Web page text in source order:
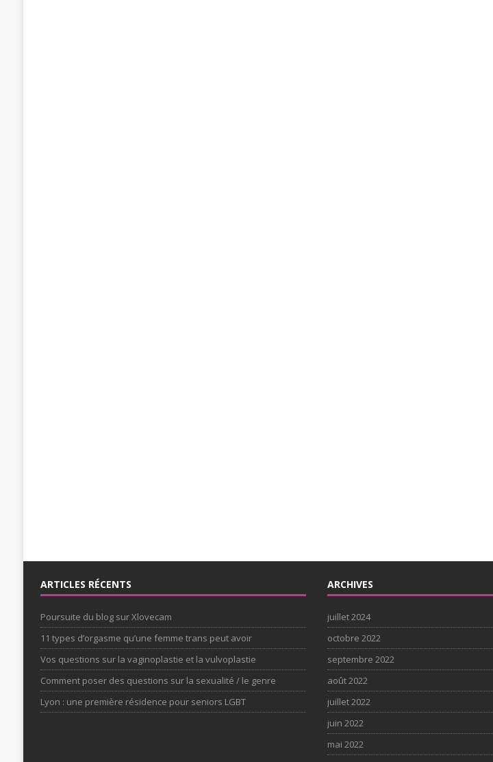
ARTICLES RÉCENTS
Poursuite du blog sur Xlovecam
11 types d’orgasme qu’une femme trans peut avoir
Vos questions sur la vaginoplastie et la vulvoplastie
Comment poser des questions sur la sexualité / le genre
Lyon : une première résidence pour seniors LGBT
ARCHIVES
juillet 2024
octobre 2022
septembre 2022
août 2022
juillet 2022
juin 2022
mai 2022